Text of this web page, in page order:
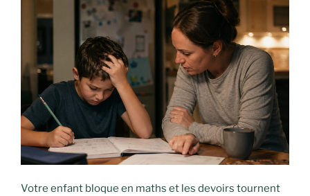
Votre enfant bloque en maths et les devoirs tournent